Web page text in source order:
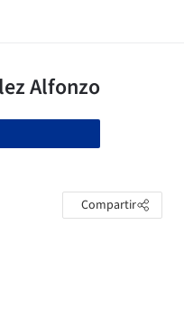
Compartir